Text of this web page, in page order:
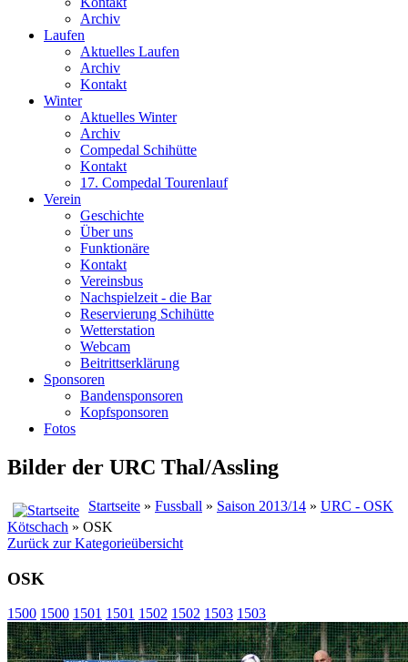
Archiv
Laufen
Aktuelles Laufen
Archiv
Kontakt
Winter
Aktuelles Winter
Archiv
Compedal Schihütte
Kontakt
17. Compedal Tourenlauf
Verein
Geschichte
Über uns
Funktionäre
Kontakt
Vereinsbus
Nachspielzeit - die Bar
Reservierung Schihütte
Wetterstation
Webcam
Beitrittserklärung
Sponsoren
Bandensponsoren
Kopfsponsoren
Fotos
Bilder der URC Thal/Assling
Startseite » Fussball » Saison 2013/14 » URC - OSK
Kötschach » OSK
Zurück zur Kategorieübersicht
OSK
1500 1500 1501 1501 1502 1502 1503 1503